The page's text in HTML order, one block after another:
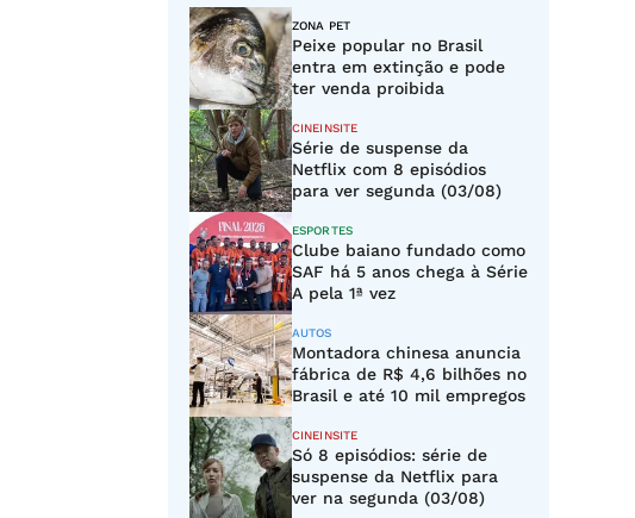
ZONA PET
Peixe popular no Brasil
entra em extinção e pode
ter venda proibida
CINEINSITE
Série de suspense da
Netflix com 8 episódios
para ver segunda (03/08)
ESPORTES
Clube baiano fundado como
SAF há 5 anos chega à Série
A pela 1ª vez
AUTOS
Montadora chinesa anuncia
fábrica de R$ 4,6 bilhões no
Brasil e até 10 mil empregos
CINEINSITE
Só 8 episódios: série de
suspense da Netflix para
ver na segunda (03/08)